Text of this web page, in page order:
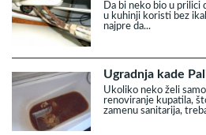
Da bi neko bio u prilici
u kuhinji koristi bez
najpre da...
Ugradnja kade
Ukoliko neko želi
renoviranje kupatila,
zamenu sanitarija,